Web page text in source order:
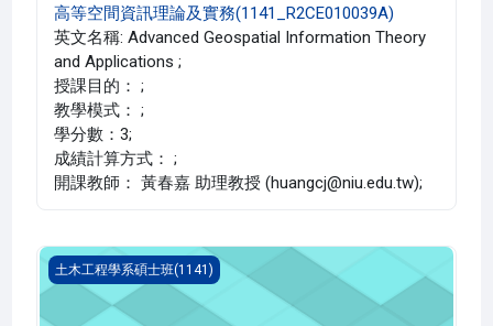
高等空間資訊理論及實務(1141_R2CE010039A)
英文名稱: Advanced Geospatial Information Theory
and Applications ;
授課目的： ;
教學模式： ;
學分數：3;
成績計算方式： ;
開課教師： 黃春嘉 助理教授 (huangcj@niu.edu.tw);
衛星大地測量(1141_R2CE000056A)
土木工程學系碩士班(1141)